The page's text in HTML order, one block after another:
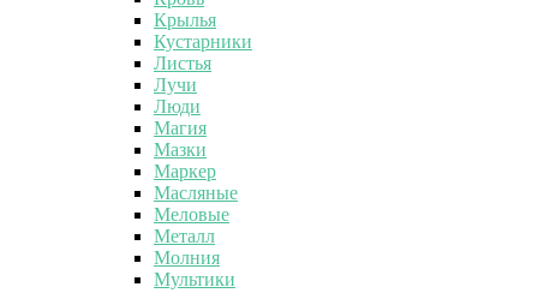
Крылья
Кустарники
Листья
Лучи
Люди
Магия
Мазки
Маркер
Масляные
Меловые
Металл
Молния
Мультики